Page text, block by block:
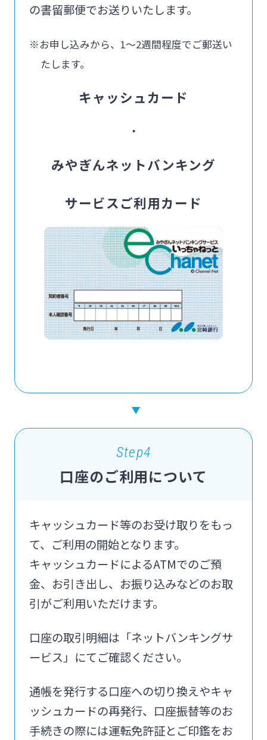
の書留郵便でお送りいたします。
※お申し込みから、1～2週間程度でご郵送い
たします。
キャッシュカード
・
みやぎんネットバンキング
サービスご利用カード
Step4
口座のご利用について
キャッシュカード等のお受け取りをもっ
て、ご利用の開始となります。
キャッシュカードによるATMでのご預
金、お引き出し、お振り込みなどのお取
引がご利用いただけます。
口座の取引明細は「ネットバンキングサ
ービス」にてご確認ください。
通帳を発行する口座への切り換えやキャ
ッシュカードの再発行、口座振替等のお
手続きの際には運転免許証とご印鑑をお